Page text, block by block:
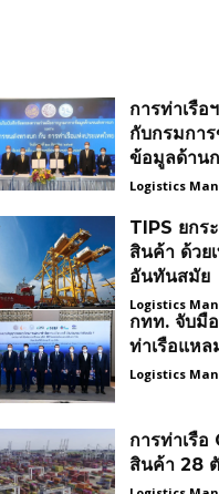
การท่าเรื
กับกรมกา
ข้อมูลด้าน
Logistics
TIPS ยกร
สินค้า ด้วย
อันทันสมัย
Logistics
กทท. จับมื
ท่าเรือแห
Logistics
การท่าเรื
สินค้า 28